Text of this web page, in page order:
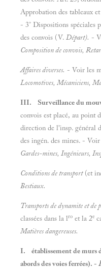
Approbation des tableaux
- 3° Dispositions spéciales
des convois (V. Départ). -
Composition de convois,
Affaires diverses. - Voir les
Locomotives, Mécaniciens,
III. Surveillance du
convois est placé, au point
direction de l'insp. général
des ingén. des mines. - Voir
Gardes-mines, Ingénieurs,
Conditions de transport(et
Bestiaux.
Transports de dynamite et de
classées dans la lro et la 2e
Matières dangereuses.
I. établissement de murs
abords des voies ferrées). -